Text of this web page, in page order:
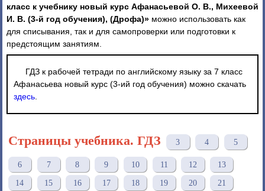
класс к учебнику новый курс Афанасьевой О. В., Михеевой
И. В. (3-й год обучения), (Дрофа)» можно использовать как
для списывания, так и для самопроверки или подготовки к
предстоящим занятиям.
ГДЗ к рабочей тетради по английскому языку за 7 класс
Афанасьева новый курс (3-ий год обучения) можно скачать
здесь
Страницы учебника. ГДЗ 3 4 5
6 7 8 9 10 11 12 13
14 15 16 17 18 19 20 21